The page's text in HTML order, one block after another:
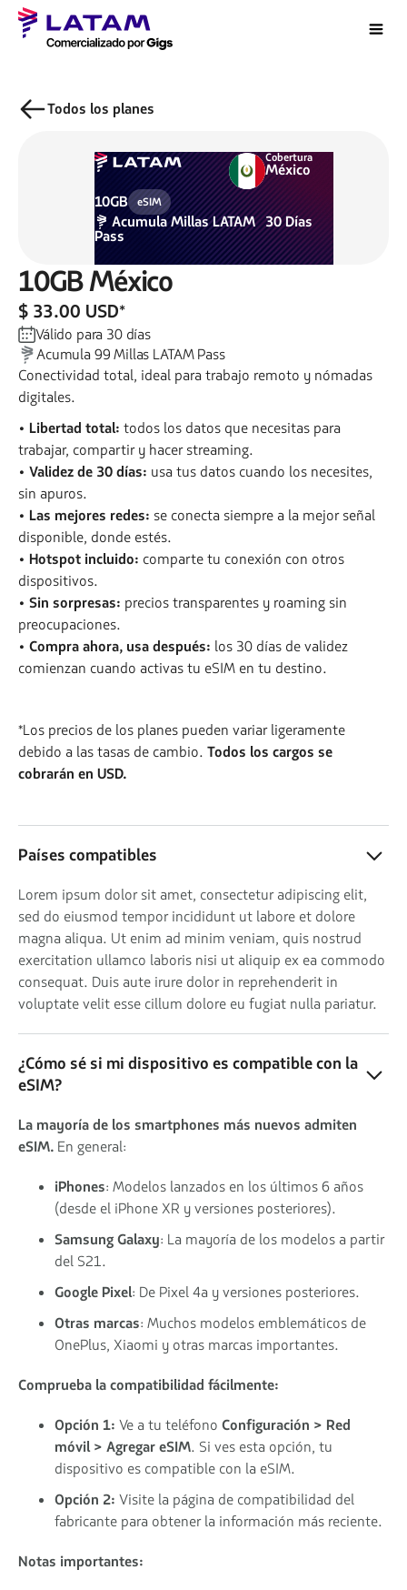
Todos los planes
Cobertura
México
10GB
eSIM
AcumulaMillas LATAM
Pass
30Días
10GBMéxico
$ 33.00 USD*
Válido para 30días
Acumula99Millas LATAM Pass
Conectividad total, ideal para trabajo remoto y nómadas
digitales.
• Libertad total: todos los datos que necesitas para
trabajar, compartir y hacer streaming.
• Validez de 30 días: usa tus datos cuando los necesites,
sin apuros.
• Las mejores redes: se conecta siempre a la mejor señal
disponible, donde estés.
• Hotspot incluido: comparte tu conexión con otros
dispositivos.
• Sin sorpresas: precios transparentes y roaming sin
preocupaciones.
• Compra ahora, usa después: los 30 días de validez
comienzan cuando activas tu eSIM en tu destino.
*Los precios de los planes pueden variar ligeramente
debido a las tasas de cambio. Todos los cargos se
cobrarán en USD.
Países compatibles
Lorem ipsum dolor sit amet, consectetur adipiscing elit,
sed do eiusmod tempor incididunt ut labore et dolore
magna aliqua. Ut enim ad minim veniam, quis nostrud
exercitation ullamco laboris nisi ut aliquip ex ea commodo
consequat. Duis aute irure dolor in reprehenderit in
voluptate velit esse cillum dolore eu fugiat nulla pariatur.
¿Cómo sé si mi dispositivo es compatible con la
eSIM?
La mayoría de los smartphones más nuevos admiten
eSIM. En general:
iPhones: Modelos lanzados en los últimos 6 años
(desde el iPhone XR y versiones posteriores).
Samsung Galaxy: La mayoría de los modelos a partir
del S21.
Google Pixel: De Pixel 4a y versiones posteriores.
Otras marcas: Muchos modelos emblemáticos de
OnePlus, Xiaomi y otras marcas importantes.
Comprueba la compatibilidad fácilmente:
Opción 1: Ve a tu teléfono Configuración > Red
móvil > Agregar eSIM. Si ves esta opción, tu
dispositivo es compatible con la eSIM.
Opción 2: Visite la página de compatibilidad del
fabricante para obtener la información más reciente.
Notas importantes: